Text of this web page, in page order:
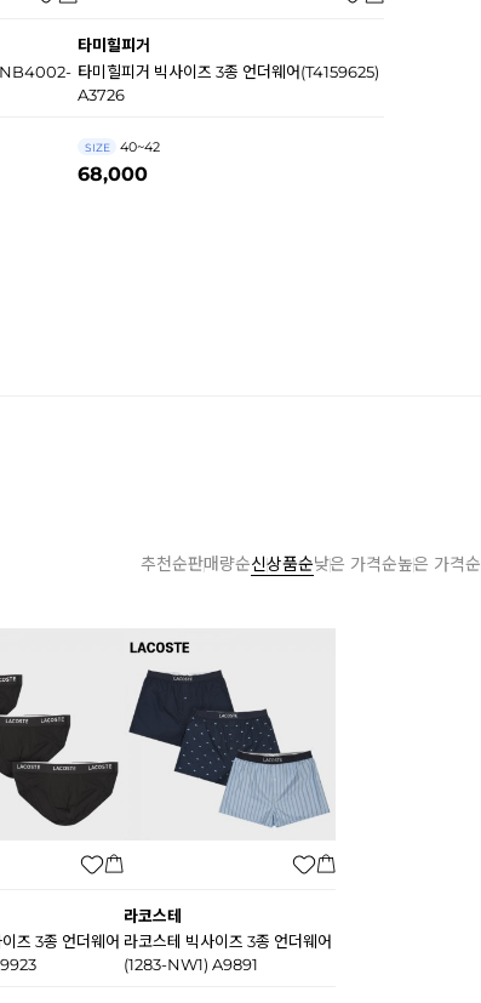
(NB4002-
타미힐피거
타미힐피거 빅사이즈 3종 언더웨어(T4159625)
A3726
SIZE 40~42
68,000
추천순판매량순신상품순낮은 가격순높은 가격순
즈 3종 언더웨어
라코스테
라코스테 빅사이즈 3종 언더웨어
(1283-NW1) A9891